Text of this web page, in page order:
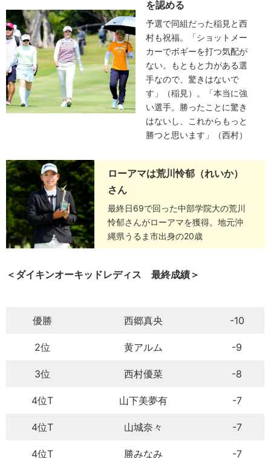
を認める
予選で同組だった稲見と西
村も祝福。「ショットメー
カーでボギーを打つ気配が
ない。もともと力がある選
手なので、驚きはないで
す」（稲見）。「本当に強
い選手。勝ったことに驚き
はないし、これからもっと
勝つと思います」（西村）
ローアマは荒川怜郁（れいか）
さん
最終日69で回った中部学院大の荒川
怜郁さんがローアマを獲得。地元沖
縄県うるま市出身の20歳
＜ダイキンオーキッドレディス 最終成績＞
優勝 西郷真央 -10
2位 黄アルム -9
3位 西村優菜 -8
4位T 山下美夢有 -7
4位T 山城奈々 -7
4位T 勝みなみ -7